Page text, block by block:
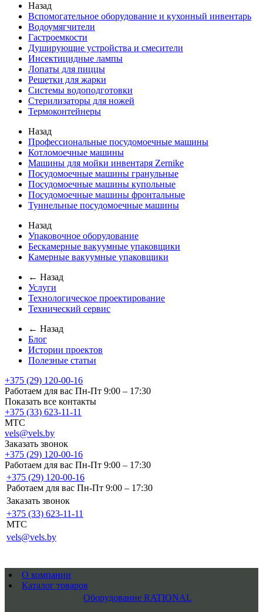
Назад
Вспомогательное оборудование и кухонный инвентарь
Водоумягчители
Гастроемкости
Душирующие устройства и смесители
Инсектицидные лампы
Лопаты для пиццы
Решетки для жарки
Системы водоподготовки
Стерилизаторы для ножей
Термоконтейнеры
Назад
Профессиональные посудомоечные машины
Котломоечные машины
Машины для мойки инвентаря Zernike
Посудомоечные машины гранульные
Посудомоечные машины купольные
Посудомоечные машины фронтальные
Туннельные посудомоечные машины
Назад
Упаковочное оборудование
Бескамерные вакуумные упаковщики
Камерные вакуумные упаковщики
← Назад
Услуги
Технологическое проектирование
Технический сервис
← Назад
Блог
Истории проектов
Полезные статьи
+375 (29) 120-00-16
Работаем для вас Пн-Пт 9:00 – 17:30
Показать все контакты
+375 (33) 623-11-11
MTC
vels@vels.by
Заказать звонок
+375 (29) 120-00-16
Работаем для вас Пн-Пт 9:00 – 17:30
+375 (29) 120-00-16
Работаем для вас Пн-Пт 9:00 – 17:30
Заказать звонок
+375 (33) 623-11-11
MTC
vels@vels.by
О компании
Каталог товаров
Оборудование RATIONAL